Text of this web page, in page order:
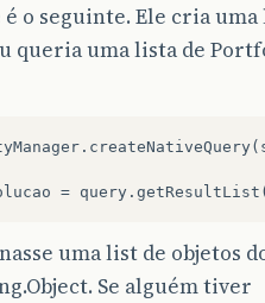
o seguinte. Ele cria
queria uma lista de
uma list de objetos
Se alguém tiver